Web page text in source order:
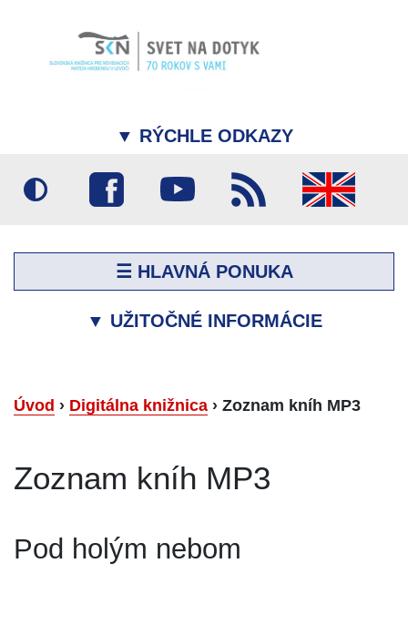
▼ RÝCHLE ODKAZY
☰ HLAVNÁ PONUKA
▼ UŽITOČNÉ INFORMÁCIE
Úvod › Digitálna knižnica › Zoznam kníh MP3
Zoznam kníh MP3
Pod holým nebom